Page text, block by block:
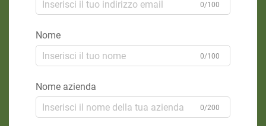
0/100
Nome
0/100
Nome azienda
0/200